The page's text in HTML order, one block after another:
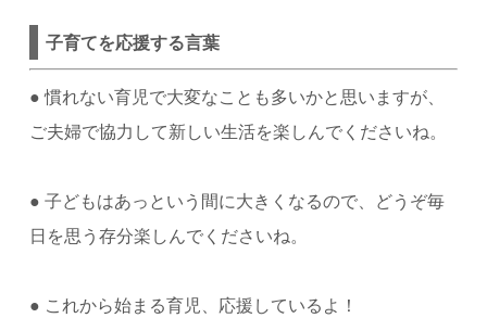
子育てを応援する言葉
●慣れない育児で大変なことも多いかと思いますが、
ご夫婦で協力して新しい生活を楽しんでくださいね。
● 子どもはあっという間に大きくなるので、どうぞ毎
日を思う存分楽しんでくださいね。
● これから始まる育児、応援しているよ！